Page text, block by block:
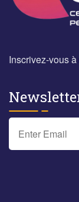
Inscrivez-vous